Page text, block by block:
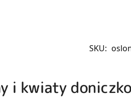
SKU:
i kwiaty